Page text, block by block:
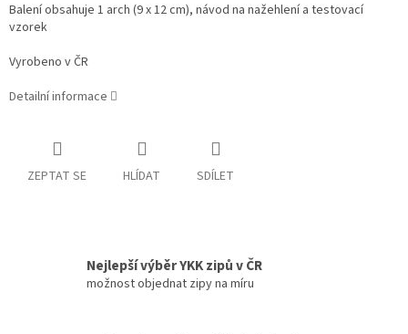
Balení obsahuje 1 arch (9 x 12 cm), návod na nažehlení a testovací
vzorek
Vyrobeno v ČR
Detailní informace
ZEPTAT SE HLÍDAT SDÍLET
Nejlepší výběr YKK zipů v ČR
možnost objednat zipy na míru